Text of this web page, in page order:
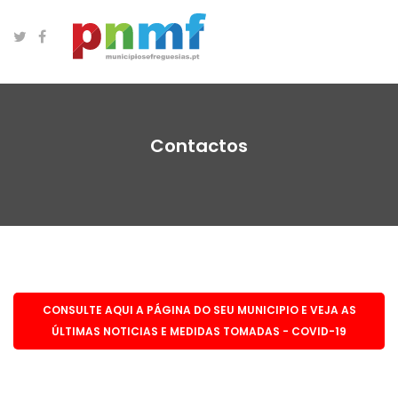
Contactos
CONSULTE AQUI A PÁGINA DO SEU MUNICIPIO E VEJA AS
ÚLTIMAS NOTICIAS E MEDIDAS TOMADAS - COVID-19